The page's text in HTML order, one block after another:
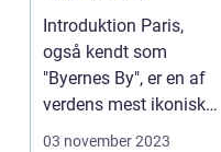
Introduktion Paris,
også kendt som
"Byernes By", er en af
verdens mest ikoniske
destinationer og en...
03 november 2023